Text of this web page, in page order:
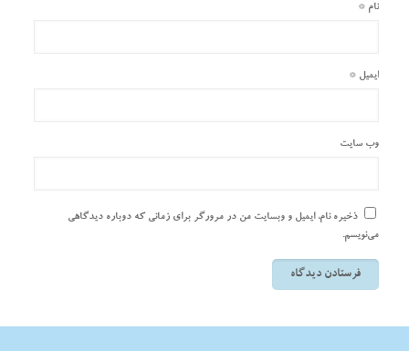
نام *
ایمیل *
وب‌ سایت
ذخیره نام، ایمیل و وبسایت من در مرورگر برای زمانی که دوباره دیدگاهی
می‌نویسم.